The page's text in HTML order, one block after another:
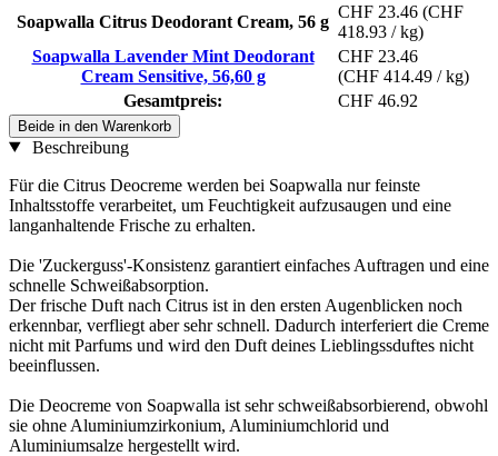
Soapwalla Citrus Deodorant Cream, 56 g
CHF 23.46 (CHF
418.93 / kg)
Soapwalla Lavender Mint Deodorant
Cream Sensitive, 56,60 g
CHF 23.46
(CHF 414.49 / kg)
Gesamtpreis:
CHF 46.92
Beide in den Warenkorb
Beschreibung
Für die Citrus Deocreme werden bei Soapwalla nur feinste
Inhaltsstoffe verarbeitet, um Feuchtigkeit aufzusaugen und eine
langanhaltende Frische zu erhalten.
Die 'Zuckerguss'-Konsistenz garantiert einfaches Auftragen und eine
schnelle Schweißabsorption.
Der frische Duft nach Citrus ist in den ersten Augenblicken noch
erkennbar, verfliegt aber sehr schnell. Dadurch interferiert die Creme
nicht mit Parfums und wird den Duft deines Lieblingssduftes nicht
beeinflussen.
Die Deocreme von Soapwalla ist sehr schweißabsorbierend, obwohl
sie ohne Aluminiumzirkonium, Aluminiumchlorid und
Aluminiumsalze hergestellt wird.